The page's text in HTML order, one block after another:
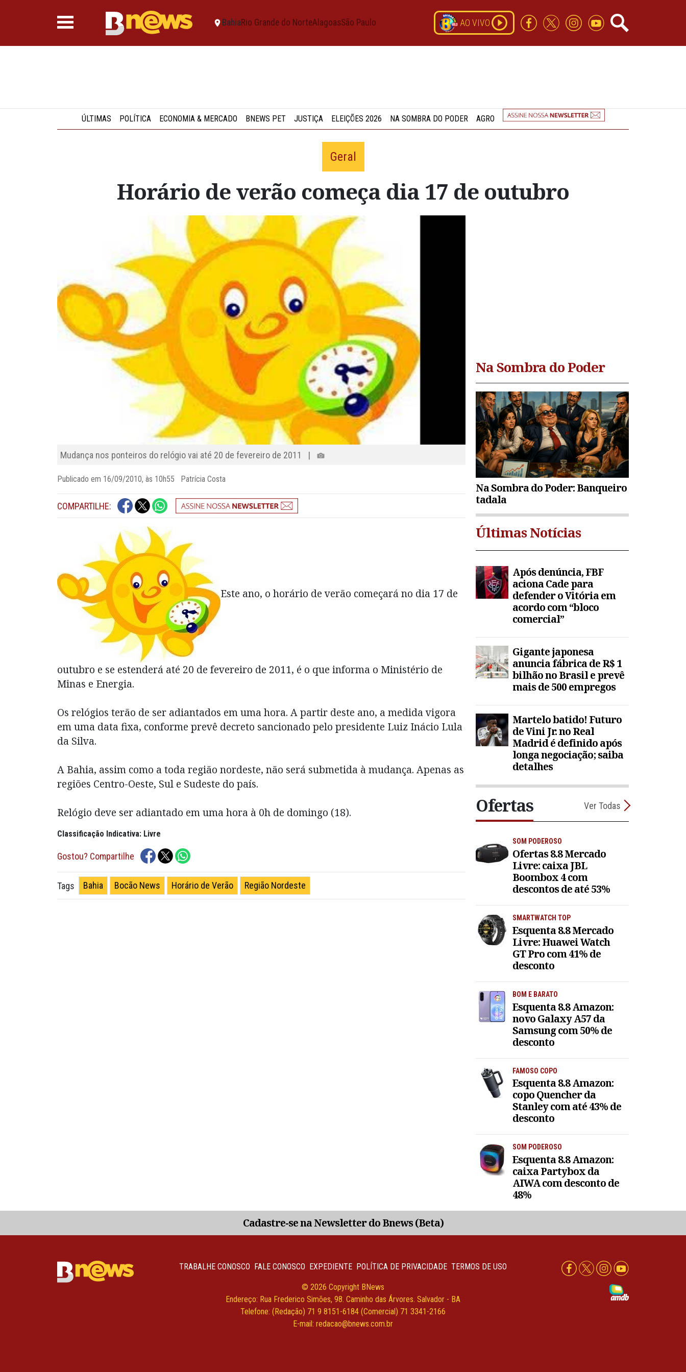
BahiaRio Grande do NorteAlagoasSão Paulo AO VIVO
ÚLTIMAS POLÍTICA ECONOMIA & MERCADO BNEWS PET JUSTIÇA ELEIÇÕES 2026 NA SOMBRA DO PODER AGRO
Geral
Horário de verão começa dia 17 de outubro
Mudança nos ponteiros do relógio vai até 20 de fevereiro de 2011 |
Publicado em 16/09/2010, às 10h55 Patrícia Costa
COMPARTILHE:
Este ano, o horário de verão começará no dia 17 de
outubro e se estenderá até 20 de fevereiro de 2011, é o que informa o Ministério de
Minas e Energia.
Os relógios terão de ser adiantados em uma hora. A partir deste ano, a medida vigora
em uma data fixa, conforme prevê decreto sancionado pelo presidente Luiz Inácio Lula
da Silva.
A Bahia, assim como a toda região nordeste, não será submetida à mudança. Apenas as
regiões Centro-Oeste, Sul e Sudeste do país.
Relógio deve ser adiantado em uma hora à 0h de domingo (18).
Classificação Indicativa: Livre
Gostou? Compartilhe
Tags Bahia Bocão News Horário de Verão Região Nordeste
Na Sombra do Poder
Na Sombra do Poder: Banqueiro
tadala
Últimas Notícias
Após denúncia, FBF
aciona Cade para
defender o Vitória em
acordo com “bloco
comercial”
Gigante japonesa
anuncia fábrica de R$ 1
bilhão no Brasil e prevê
mais de 500 empregos
Martelo batido! Futuro
de Vini Jr. no Real
Madrid é definido após
longa negociação; saiba
detalhes
Ofertas Ver Todas
SOM PODEROSO
Ofertas 8.8 Mercado
Livre: caixa JBL
Boombox 4 com
descontos de até 53%
SMARTWATCH TOP
Esquenta 8.8 Mercado
Livre: Huawei Watch
GT Pro com 41% de
desconto
BOM E BARATO
Esquenta 8.8 Amazon:
novo Galaxy A57 da
Samsung com 50% de
desconto
FAMOSO COPO
Esquenta 8.8 Amazon:
copo Quencher da
Stanley com até 43% de
desconto
SOM PODEROSO
Esquenta 8.8 Amazon:
caixa Partybox da
AIWA com desconto de
48%
Cadastre-se na Newsletter do Bnews (Beta)
TRABALHE CONOSCO FALE CONOSCO EXPEDIENTE POLÍTICA DE PRIVACIDADE TERMOS DE USO
© 2026 Copyright BNews
Endereço: Rua Frederico Simões, 98. Caminho das Árvores. Salvador - BA
Telefone: (Redação) 71 9 8151-6184 (Comercial) 71 3341-2166
E-mail: redacao@bnews.com.br